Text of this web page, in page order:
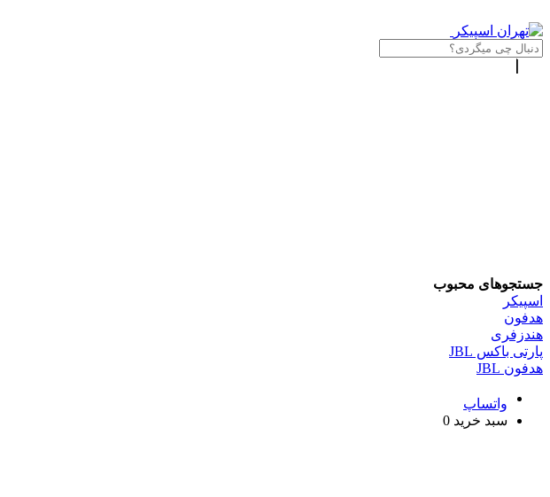
جستجوهای محبوب
اسپیکر
هدفون
هندزفری
پارتی باکس JBL
هدفون JBL
واتساپ
سبد خرید 0